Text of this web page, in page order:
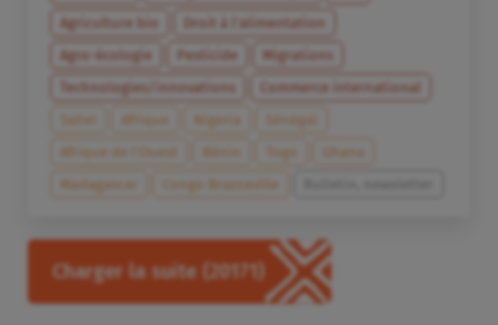
Agriculture bio
Droit à l’alimentation
Agro-écologie
Pesticide
Migrations
Technologies/innovations
Commerce international
Sahel
Afrique Nigeria
Sénégal
Afrique de l’Ouest
Togo
Ghana
Madagascar
Congo Brazzaville
Charger la suite (20171)